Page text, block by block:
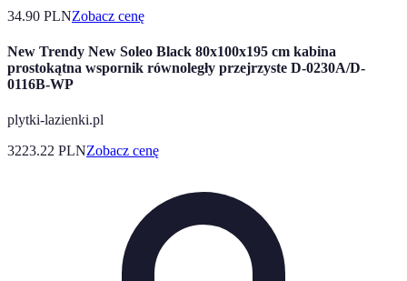
34.90 PLNZobacz cenę
New Trendy New Soleo Black 80x100x195 cm kabina
prostokątna wspornik równoległy przejrzyste D-0230A/D-
0116B-WP
plytki-lazienki.pl
3223.22 PLNZobacz cenę